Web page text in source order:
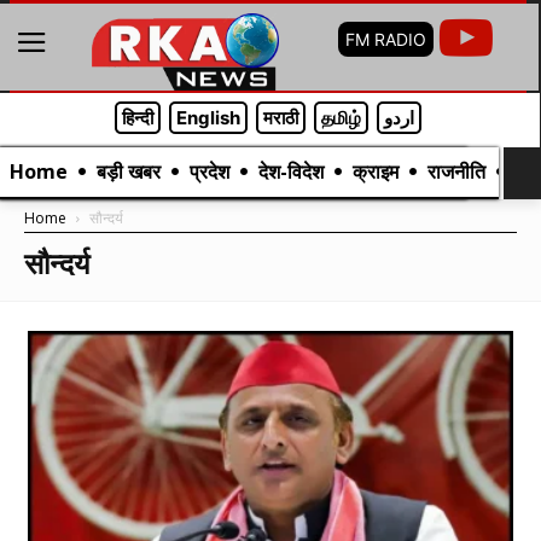
FM RADIO
हिन्दी English मराठी தமிழ் اردو
Home बड़ी खबर प्रदेश देश-विदेश क्राइम राजनीति
Home सौन्दर्य
सौन्दर्य